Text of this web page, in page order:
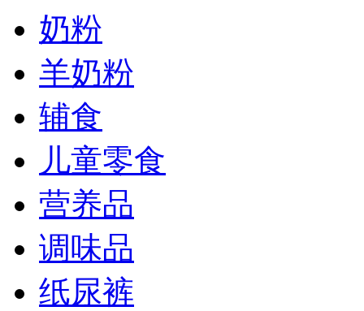
奶粉
羊奶粉
辅食
儿童零食
营养品
调味品
纸尿裤